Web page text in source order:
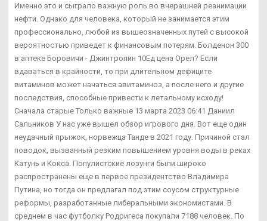
Именно это и сыграло важную роль во вчерашней реанимации
нефти. Однако для человека, который не занимается этим
профессионально, любой из вышеозначенных путей с высокой
вероятностью приведет к финансовым потерям. Болденон 300
в аптеке Боровичи - Джинтропин 10Ед цена Орел? Если
вдаваться в крайности, то при длительном дефиците
витаминов может начаться авитаминоз, а после него и другие
последствия, способные привести к летальному исходу!
Сначала старые Только важные 13 марта 2023 06:41 Даниил
Сальников У нас уже вышел обзор игрового дня. Вот еще один
неудачный прыжок, норвежца Танде в 2021 году. Причиной стал
поводок, вызванный резким повышением уровня воды в реках
Катунь и Кокса. Популистские лозунги были широко
распространены еще в первое президентство Владимира
Путина, но тогда он предлагал под этим соусом структурные
реформы, разработанные либеральными экономистами. В
среднем в час футболку Родригеса покупали 7188 человек. По